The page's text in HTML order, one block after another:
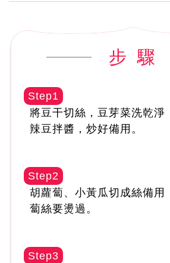
步 驟
Step1
將豆干切絲，豆芽菜洗乾淨
辣豆拌醬，炒好備用。
Step2
胡蘿蔔、小黃瓜切成絲備用
蔔絲要燙過。
Step3